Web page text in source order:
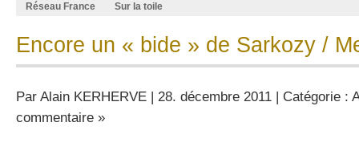
Réseau France
Sur la toile
Encore un « bide » de Sarkozy /
Par Alain KERHERVE | 28. décembre 2011 | Catégorie :
commentaire »